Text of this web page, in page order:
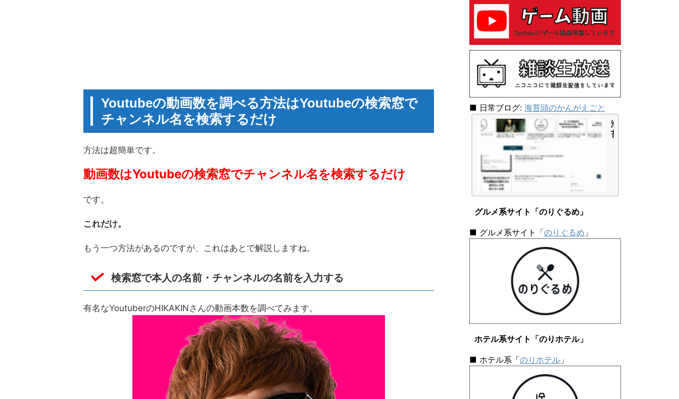
Youtubeの動画数を調べる方法はYoutubeの検索窓で
チャンネル名を検索するだけ
方法は超簡単です。
動画数はYoutubeの検索窓でチャンネル名を検索するだけ
です。
これだけ。
もう一つ方法があるのですが、これはあとで解説しますね。
検索窓で本人の名前・チャンネルの名前を入力する
有名なYoutuberのHIKAKINさんの動画本数を調べてみます。
ら
「主
N
F
-
A」
タ
|
の
■ 日常ブログ: 海苔頭のかんがえごと
海
苔
え
グルメ系サイト「のりぐるめ」
■ グルメ系サイト「のりぐるめ 」
ホテル系サイト「のりホテル」
■ ホテル系「のりホテル 」